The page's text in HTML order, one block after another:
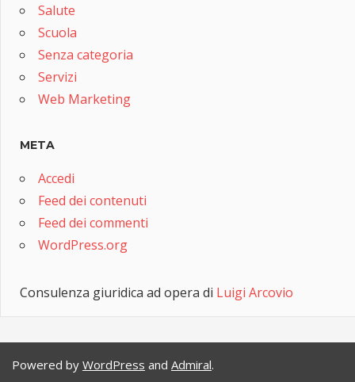
Salute
Scuola
Senza categoria
Servizi
Web Marketing
META
Accedi
Feed dei contenuti
Feed dei commenti
WordPress.org
Consulenza giuridica ad opera di Luigi Arcovio
Powered by WordPress and Admiral.